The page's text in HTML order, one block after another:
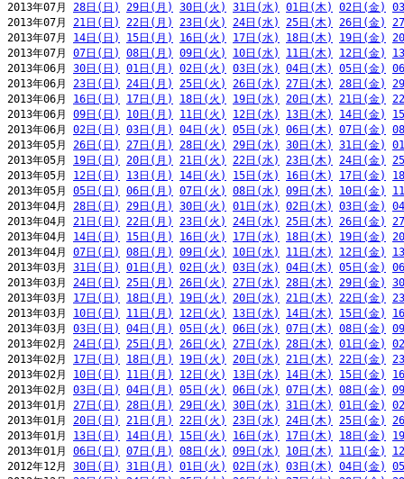
2013年07月 28日(日) 29日(月) 30日(火) 31日(水) 01日(木) 02日(金)
2013年07月 21日(日) 22日(月) 23日(火) 24日(水) 25日(木) 26日(金)
2013年07月 14日(日) 15日(月) 16日(火) 17日(水) 18日(木) 19日(金)
2013年07月 07日(日) 08日(月) 09日(火) 10日(水) 11日(木) 12日(金)
2013年06月 30日(日) 01日(月) 02日(火) 03日(水) 04日(木) 05日(金)
2013年06月 23日(日) 24日(月) 25日(火) 26日(水) 27日(木) 28日(金)
2013年06月 16日(日) 17日(月) 18日(火) 19日(水) 20日(木) 21日(金)
2013年06月 09日(日) 10日(月) 11日(火) 12日(水) 13日(木) 14日(金)
2013年06月 02日(日) 03日(月) 04日(火) 05日(水) 06日(木) 07日(金)
2013年05月 26日(日) 27日(月) 28日(火) 29日(水) 30日(木) 31日(金)
2013年05月 19日(日) 20日(月) 21日(火) 22日(水) 23日(木) 24日(金)
2013年05月 12日(日) 13日(月) 14日(火) 15日(水) 16日(木) 17日(金)
2013年05月 05日(日) 06日(月) 07日(火) 08日(水) 09日(木) 10日(金)
2013年04月 28日(日) 29日(月) 30日(火) 01日(水) 02日(木) 03日(金)
2013年04月 21日(日) 22日(月) 23日(火) 24日(水) 25日(木) 26日(金)
2013年04月 14日(日) 15日(月) 16日(火) 17日(水) 18日(木) 19日(金)
2013年04月 07日(日) 08日(月) 09日(火) 10日(水) 11日(木) 12日(金)
2013年03月 31日(日) 01日(月) 02日(火) 03日(水) 04日(木) 05日(金)
2013年03月 24日(日) 25日(月) 26日(火) 27日(水) 28日(木) 29日(金)
2013年03月 17日(日) 18日(月) 19日(火) 20日(水) 21日(木) 22日(金)
2013年03月 10日(日) 11日(月) 12日(火) 13日(水) 14日(木) 15日(金)
2013年03月 03日(日) 04日(月) 05日(火) 06日(水) 07日(木) 08日(金)
2013年02月 24日(日) 25日(月) 26日(火) 27日(水) 28日(木) 01日(金)
2013年02月 17日(日) 18日(月) 19日(火) 20日(水) 21日(木) 22日(金)
2013年02月 10日(日) 11日(月) 12日(火) 13日(水) 14日(木) 15日(金)
2013年02月 03日(日) 04日(月) 05日(火) 06日(水) 07日(木) 08日(金)
2013年01月 27日(日) 28日(月) 29日(火) 30日(水) 31日(木) 01日(金)
2013年01月 20日(日) 21日(月) 22日(火) 23日(水) 24日(木) 25日(金)
2013年01月 13日(日) 14日(月) 15日(火) 16日(水) 17日(木) 18日(金)
2013年01月 06日(日) 07日(月) 08日(火) 09日(水) 10日(木) 11日(金)
2012年12月 30日(日) 31日(月) 01日(火) 02日(水) 03日(木) 04日(金)